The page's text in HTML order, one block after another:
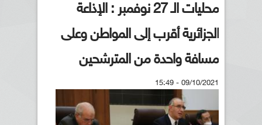
محليات الـ 27 نوفمبر : الإذاعة
الجزائرية أقرب إلى المواطن وعلى
مسافة واحدة من المترشحين
09/10/2021 - 15:49